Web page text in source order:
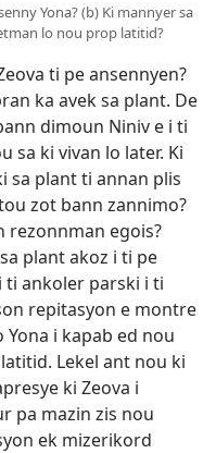
Yona? (b) Ki mannyer sa
lo nou prop latitid?
ti pe ansennyen?
ka avek sa plant. De
dimoun Niniv e i ti
sa ki vivan lo later. Ki
sa plant ti annan plis
zot bann zannimo?
rezonnman egois?
plant akoz i ti pe
ti ankoler parski i ti
repitasyon e montre
Yona i kapab ed nou
Lekel ant nou ki
ki Zeova i
pa mazin zis nou
ek mizerikord